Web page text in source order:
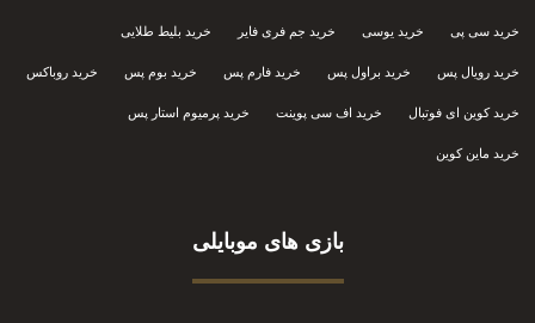
خرید سی پی خرید یوسی خرید جم فری فایر خرید بلیط طلایی
خرید رویال پس خرید براول پس خرید فارم پس خرید بوم پس خرید روباکس
خرید کوین ای فوتبال خرید اف سی پوینت خرید پرمیوم استار پس
خرید ماین کوین
بازی های موبایلی